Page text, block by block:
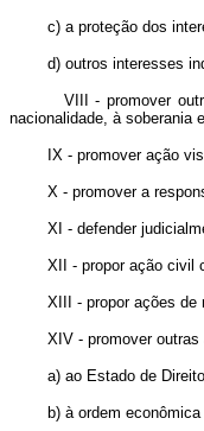
c) a proteção dos
d) outros interesses
VIII - promover
nacionalidade, à soberania
IX - promover ação
X - promover a
XI - defender
XII - propor ação civil
XIII - propor ações de
XIV - promover
a) ao Estado de
b) à ordem